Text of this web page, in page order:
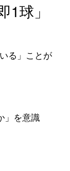
球」
る」ことが
」を意識